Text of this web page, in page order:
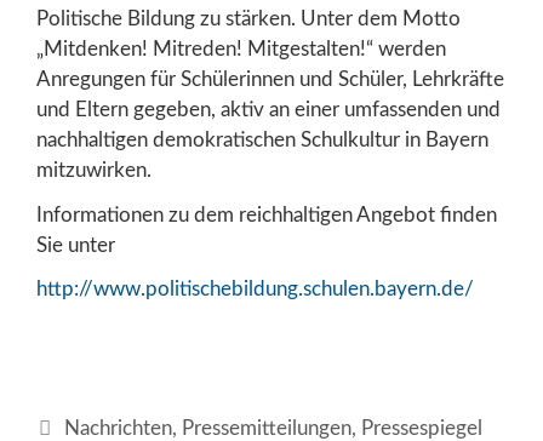
Politische Bildung zu stärken. Unter dem Motto
„Mitdenken! Mitreden! Mitgestalten!“ werden
Anregungen für Schülerinnen und Schüler, Lehrkräfte
und Eltern gegeben, aktiv an einer umfassenden und
nachhaltigen demokratischen Schulkultur in Bayern
mitzuwirken.
Informationen zu dem reichhaltigen Angebot finden
Sie unter
http://www.politischebildung.schulen.bayern.de/
Kategorien
Nachrichten, Pressemitteilungen, Pressespiegel